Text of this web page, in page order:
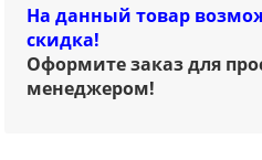
На данный товар
скидка!
Оформите заказ для
менеджером!